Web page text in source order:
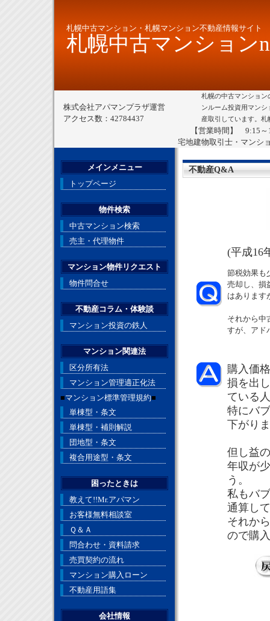
札幌中古マンション・札幌マンション不動産情報サイト
札幌中古マンション
株式会社アパマンプラザ運営
アクセス数：42784437
札幌の中古マンショ
ンルーム投資用マン
産取引しています。
【営業時間】 9:15
宅地建物取引士・マンシ
不動産Q&A
(平成16
節税効果も
売却し、損
はあります
それから中
すが、アド
購入価
損を出
ている
特にバ
下がり
但し益
年収が
う。
私もバ
通算し
それか
ので購
メインメニュー
トップページ
物件検索
中古マンション検索
売主・代理物件
マンション物件リクエスト
物件問合せ
不動産コラム・体験談
マンション投資の鉄人
マンション関連法
区分所有法
マンション管理適正化法
■マンション標準管理規約■
単棟型・条文
単棟型・補則解説
団地型・条文
複合用途型・条文
困ったときは
教えて!!Mr.アパマン
お客様無料相談室
Ｑ＆Ａ
問合わせ・資料請求
売買契約の流れ
マンション購入ローン
不動産用語集
会社情報